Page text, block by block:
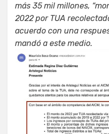
más 35 mil millones,
2022 por TUA
acuerdo con una
mandó a este medio.